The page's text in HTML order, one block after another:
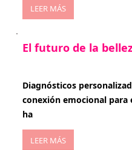
LEER MÁS
El futuro de la
Diagnósticos
conexión emocional para
ha
LEER MÁS